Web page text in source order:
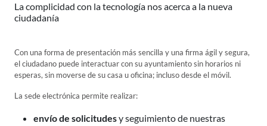
La complicidad con la tecnología nos acerca a la nueva
ciudadanía
Con una forma de presentación más sencilla y una firma ágil y segura,
el ciudadano puede interactuar con su ayuntamiento sin horarios ni
esperas, sin moverse de su casa u oficina; incluso desde el móvil.
La sede electrónica permite realizar:
envío de solicitudesy seguimiento de nuestras